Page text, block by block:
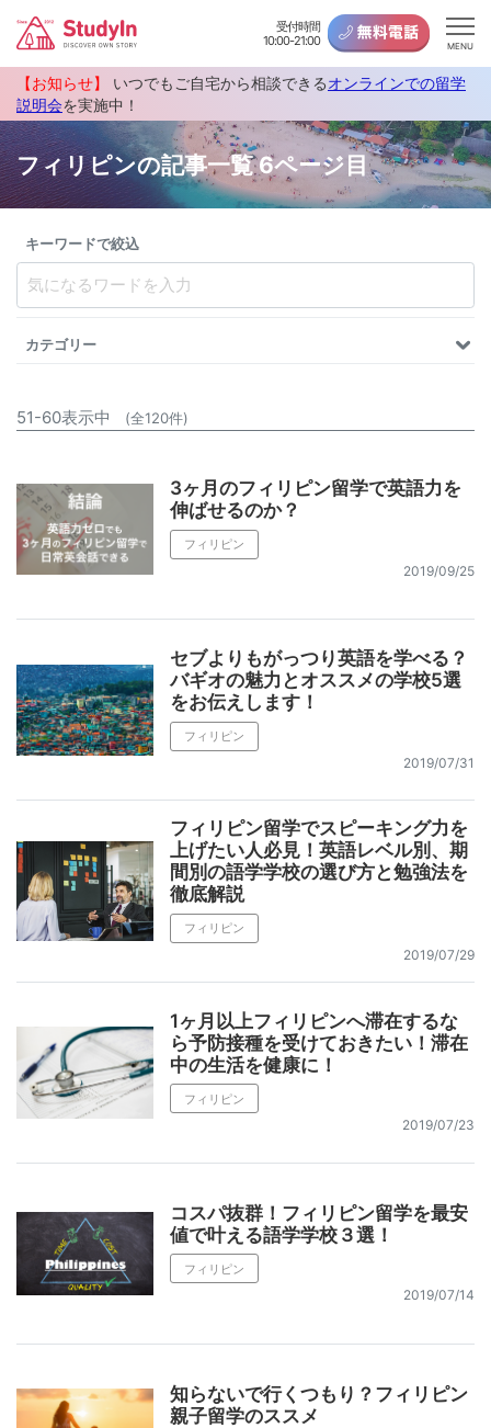
受付時間
10:00-21:00
MENU
【お知らせ】 いつでもご自宅から相談できるオンラインでの留学
説明会を実施中！
フィリピンの記事一覧 6ページ目
キーワードで絞込
カテゴリー
51-60表示中 (全120件)
3ヶ月のフィリピン留学で英語力を
伸ばせるのか？
フィリピン
2019/09/25
セブよりもがっつり英語を学べる？
バギオの魅力とオススメの学校5選
をお伝えします！
フィリピン
2019/07/31
フィリピン留学でスピーキング力を
上げたい人必見！英語レベル別、期
間別の語学学校の選び方と勉強法を
徹底解説
フィリピン
2019/07/29
1ヶ月以上フィリピンへ滞在するな
ら予防接種を受けておきたい！滞在
中の生活を健康に！
フィリピン
2019/07/23
コスパ抜群！フィリピン留学を最安
値で叶える語学学校３選！
フィリピン
2019/07/14
知らないで行くつもり？フィリピン
親子留学のススメ